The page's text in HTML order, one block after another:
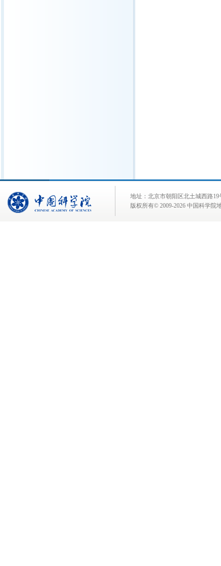
地址：北京市朝阳区北土城西路
版权所有© 2009-2026 中国科学院